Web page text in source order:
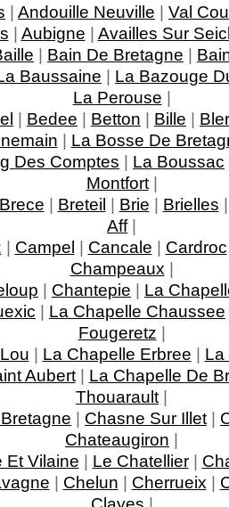
| Andouille Neuville | Val
| Aubigne | Availles Sur
| Bain De Bretagne |
Baussaine | La Bazouge
La Perouse |
| Bedee | Betton | Bille |
| La Bosse De
Des Comptes | La Boussac
Montfort|
Brece | Breteil | Brie | Brielles
Aff|
| Campel | Cancale | Cardroc
Champeaux |
| Chantepie | La
| La Chapelle Chaussee
Fougeretz |
| La Chapelle Erbree | La
Aubert| La Chapelle De
Thouarault |
| Chasne Sur Illet |
Chateaugiron |
Et Vilaine | Le Chatellier|
| Chelun | Cherrueix |
Clayes |